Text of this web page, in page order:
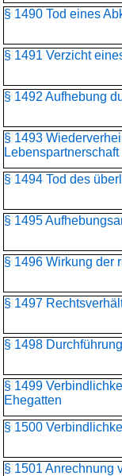
§ 1490 Tod eines
§ 1491 Verzicht
§ 1492 Aufhebung
§ 1493
§ 1494 Tod des
§ 1495
§ 1496 Wirkung der
§ 1497
§ 1498
§ 1499
Ehegatten
§ 1500
§ 1501 Anrechnung